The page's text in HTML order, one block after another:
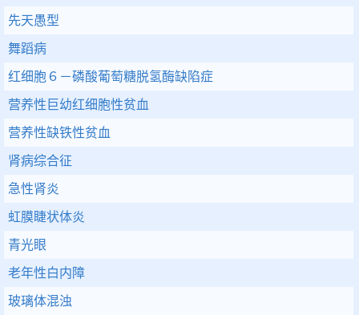
先天愚型
舞蹈病
红细胞６－磷酸葡萄糖脱氢酶缺陷症
营养性巨幼红细胞性贫血
营养性缺铁性贫血
肾病综合征
急性肾炎
虹膜睫状体炎
青光眼
老年性白内障
玻璃体混浊